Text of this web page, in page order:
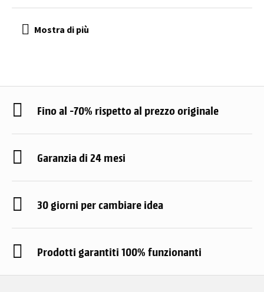
Fino al -70% rispetto al prezzo originale
Garanzia di 24 mesi
30 giorni per cambiare idea
Prodotti garantiti 100% funzionanti